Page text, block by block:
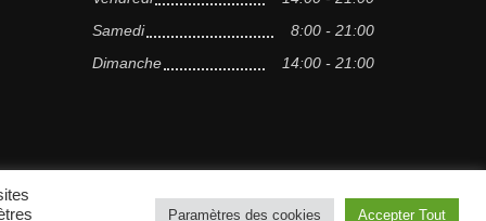
Samedi
8:00 - 21:00
Dimanche
14:00 - 21:00
Scroll to top
Paramètres des cookies Accepter Tout